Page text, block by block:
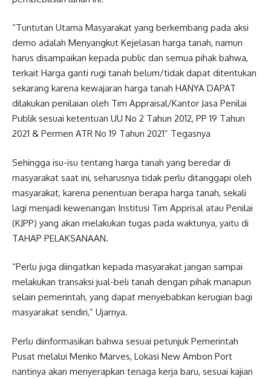
“Tuntutan Utama Masyarakat yang berkembang pada aksi
demo adalah Menyangkut Kejelasan harga tanah, namun
harus disampaikan kepada public dan semua pihak bahwa,
terkait Harga ganti rugi tanah belum/tidak dapat ditentukan
sekarang karena kewajaran harga tanah HANYA DAPAT
dilakukan penilaian oleh Tim Appraisal/Kantor Jasa Penilai
Publik sesuai ketentuan UU No 2 Tahun 2012, PP 19 Tahun
2021 & Permen ATR No 19 Tahun 2021” Tegasnya
Sehingga isu-isu tentang harga tanah yang beredar di
masyarakat saat ini, seharusnya tidak perlu ditanggapi oleh
masyarakat, karena penentuan berapa harga tanah, sekali
lagi menjadi kewenangan Institusi Tim Apprisal atau Penilai
(KJPP) yang akan melakukan tugas pada waktunya, yaitu di
TAHAP PELAKSANAAN.
“Perlu juga diingatkan kepada masyarakat jangan sampai
melakukan transaksi jual-beli tanah dengan pihak manapun
selain pemerintah, yang dapat menyebabkan kerugian bagi
masyarakat sendiri,” Ujarnya.
Perlu diinformasikan bahwa sesuai petunjuk Pemerintah
Pusat melalui Menko Marves, Lokasi New Ambon Port
nantinya akan menyerapkan tenaga kerja baru, sesuai kajian